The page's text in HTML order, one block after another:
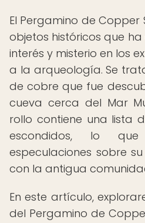
El Pergamino de Copper
objetos históricos que
interés y misterio en los
a la arqueología. Se
de cobre que fue
cueva cerca del Mar
rollo contiene una lista
escondidos, lo
especulaciones sobre
con la antigua
En este artículo,
del Pergamino de